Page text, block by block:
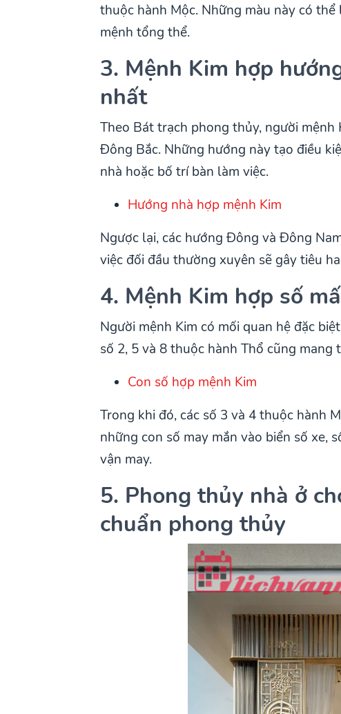
thuộc hành Mộc. Những màu này có
mệnh tổng thể.
3. Mệnh Kim hợp
nhất
Theo Bát trạch phong thủy, người mệnh
Đông Bắc. Những hướng này tạo điều
nhà hoặc bố trí bàn làm việc.
Hướng nhà hợp mệnh Kim
Ngược lại, các hướng Đông và Đông
việc đối đầu thường xuyên sẽ gây tiêu
4. Mệnh Kim hợp số
Người mệnh Kim có mối quan hệ đặc
số 2, 5 và 8 thuộc hành Thổ cũng
Con số hợp mệnh Kim
Trong khi đó, các số 3 và 4 thuộc hành
những con số may mắn vào biển số xe,
vận may.
5. Phong thủy nhà ở
chuẩn phong thủy